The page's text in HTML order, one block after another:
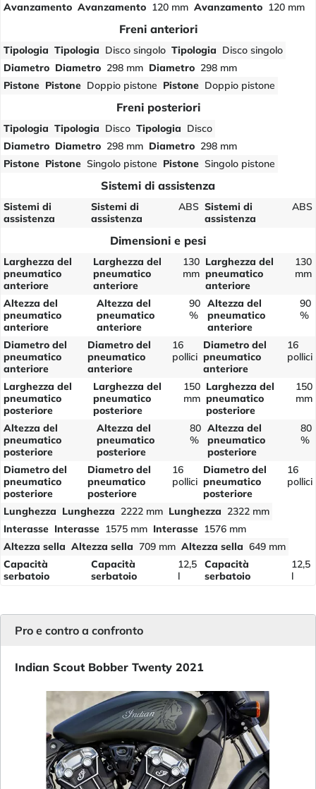
Avanzamento Avanzamento 120 mm Avanzamento 120 mm
Freni anteriori
Tipologia Tipologia Disco singolo Tipologia Disco singolo
Diametro Diametro 298 mm Diametro 298 mm
Pistone Pistone Doppio pistone Pistone Doppio pistone
Freni posteriori
Tipologia Tipologia Disco Tipologia Disco
Diametro Diametro 298 mm Diametro 298 mm
Pistone Pistone Singolo pistone Pistone Singolo pistone
Sistemi di assistenza
Sistemi di
assistenza
Sistemi di
assistenza
ABS Sistemi di
assistenza
ABS
Dimensioni e pesi
Larghezza del
pneumatico
anteriore
Larghezza del
pneumatico
anteriore
130
mm
Larghezza del
pneumatico
anteriore
130
mm
Altezza del
pneumatico
anteriore
Altezza del
pneumatico
anteriore
90
%
Altezza del
pneumatico
anteriore
90
%
Diametro del
pneumatico
anteriore
Diametro del
pneumatico
anteriore
16
pollici
Diametro del
pneumatico
anteriore
16
pollici
Larghezza del
pneumatico
posteriore
Larghezza del
pneumatico
posteriore
150
mm
Larghezza del
pneumatico
posteriore
150
mm
Altezza del
pneumatico
posteriore
Altezza del
pneumatico
posteriore
80
%
Altezza del
pneumatico
posteriore
80
%
Diametro del
pneumatico
posteriore
Diametro del
pneumatico
posteriore
16
pollici
Diametro del
pneumatico
posteriore
16
pollici
Lunghezza Lunghezza 2222 mm Lunghezza 2322 mm
Interasse Interasse 1575 mm Interasse 1576 mm
Altezza sella Altezza sella 709 mm Altezza sella 649 mm
Capacità
serbatoio
Capacità
serbatoio
12,5
l
Capacità
serbatoio
12,5
l
Pro e contro a confronto
Indian Scout Bobber Twenty 2021